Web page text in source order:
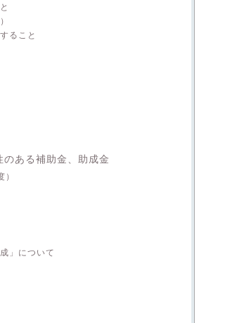
ること
ある補助金、助成金
」について